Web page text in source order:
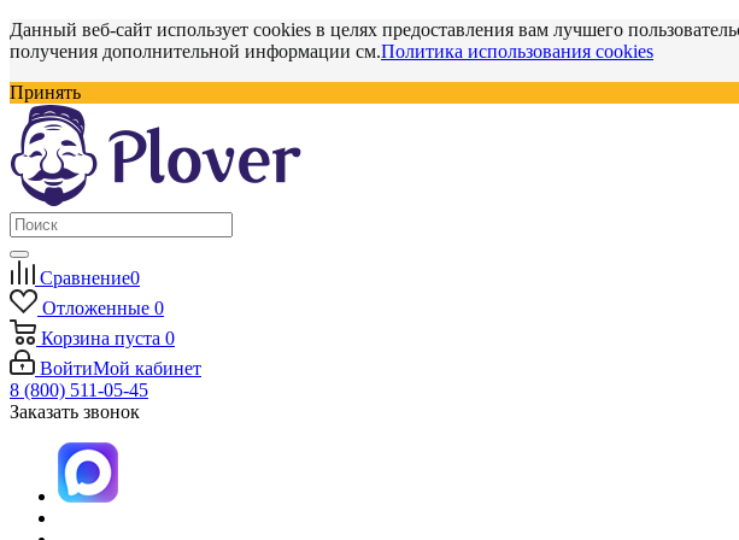
Данный веб-сайт использует cookies в целях предоставления вам лучшего
получения дополнительной информации см.Политика использования cookies
Принять
Сравнение0
Отложенные 0
Корзина пуста 0
ВойтиМой кабинет
8 (800) 511-05-45
Заказать звонок